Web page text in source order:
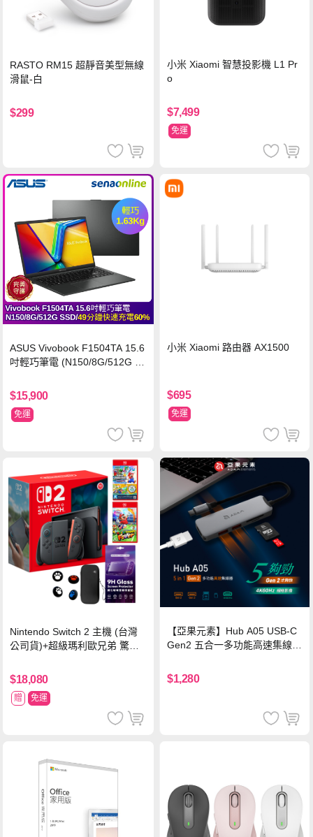
RASTO RM15 超靜音美型無線
滑鼠-白
$299
小米 Xiaomi 智慧投影機 L1 Pr
o
$7,499
免運
ASUS Vivobook F1504TA 15.6
吋輕巧筆電 (N150/8G/512G S
$15,900
免運
小米 Xiaomi 路由器 AX1500
$695
免運
Nintendo Switch 2 主機 (台灣
公司貨)+超級瑪利歐兄弟 驚奇
球 狂熱 中文版
$18,080
贈 免運
【亞果元素】Hub A05 USB-C
Gen2 五合一多功能高速集線
$1,280